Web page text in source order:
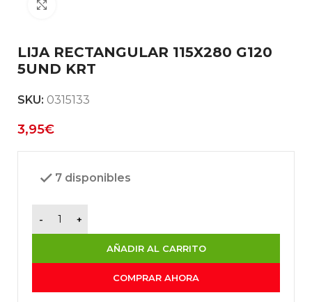
LIJA RECTANGULAR 115X280 G120
5UND KRT
SKU: 0315133
3,95€
7 disponibles
AÑADIR AL CARRITO
COMPRAR AHORA